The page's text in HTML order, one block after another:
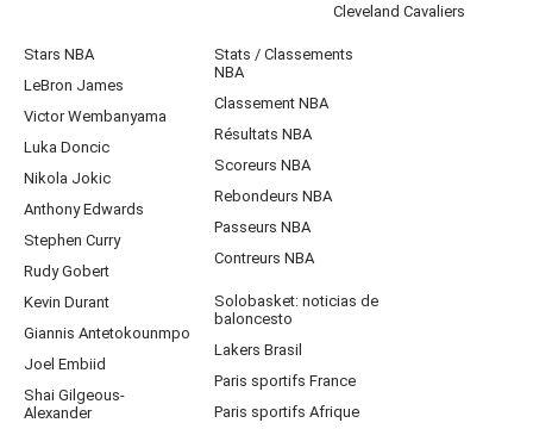
Cleveland Cavaliers
Stars NBA
LeBron James
Victor Wembanyama
Luka Doncic
Nikola Jokic
Anthony Edwards
Stephen Curry
Rudy Gobert
Kevin Durant
Giannis Antetokounmpo
Joel Embiid
Shai Gilgeous-
Alexander
Stats / Classements
NBA
Classement NBA
Résultats NBA
Scoreurs NBA
Rebondeurs NBA
Passeurs NBA
Contreurs NBA
Solobasket: noticias de
baloncesto
Lakers Brasil
Paris sportifs France
Paris sportifs Afrique